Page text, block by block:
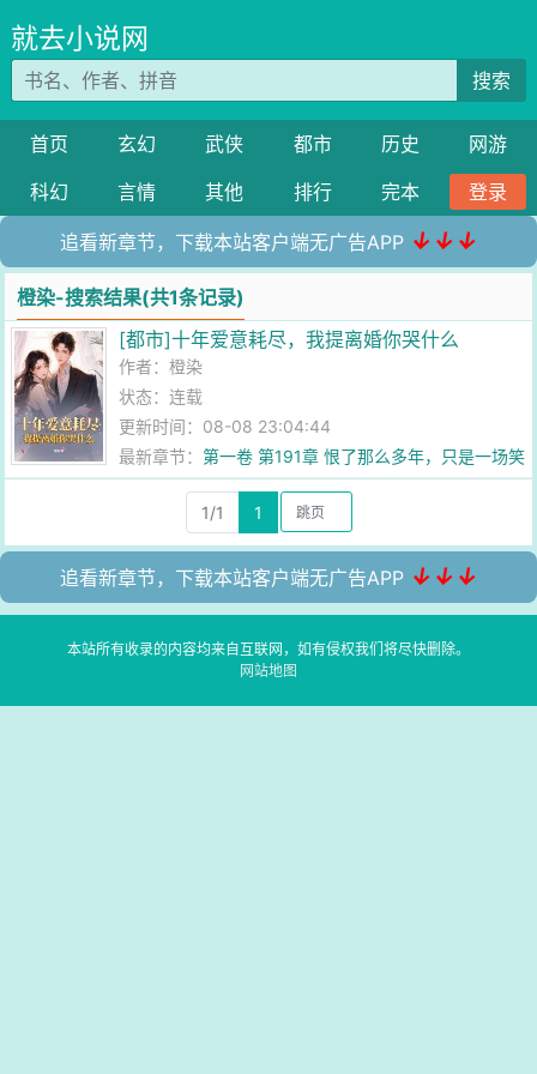
就去小说网
搜索
首页 玄幻 武侠 都市 历史
网游
科幻
言情 其他 排行 完本 登录
追看新章节，下载本站客户端无广告APP ↓↓↓
橙染-搜索结果(共1条记录)
[都市]十年爱意耗尽，我提离婚你哭什么
作者：橙染
状态：连载
更新时间：08-08 23:04:44
最新章节：第一卷 第191章 恨了那么多年，只是一场笑
话
1/1
1
追看新章节，下载本站客户端无广告APP ↓↓↓
本站所有收录的内容均来自互联网，如有侵权我们将尽快删除。
网站地图